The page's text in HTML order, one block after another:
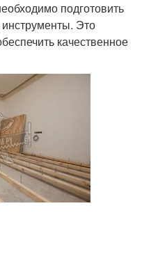
подготовить
Это
качественное